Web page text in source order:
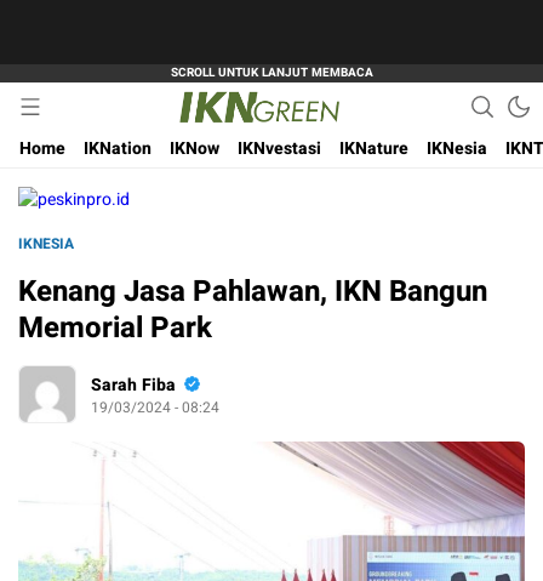
IKN Green
Hijaukan Nusantara Bangun Ibu Kota
Home
IKNation IKNow IKNvestasi IKNature IKNesia
IKNESIA
Kenang Jasa Pahlawan, IKN Bangun
Memorial Park
Sarah Fiba
19/03/2024 - 08:24